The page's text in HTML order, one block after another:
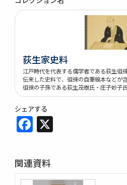
荻生家史料
江戸時代を代表する儒学者である荻生徂
伝来した史料で、徂徠の自筆稿本などが
徂徠の子孫である荻生茂樹氏・庄子妙子
シェアする
Facebook
関連資料